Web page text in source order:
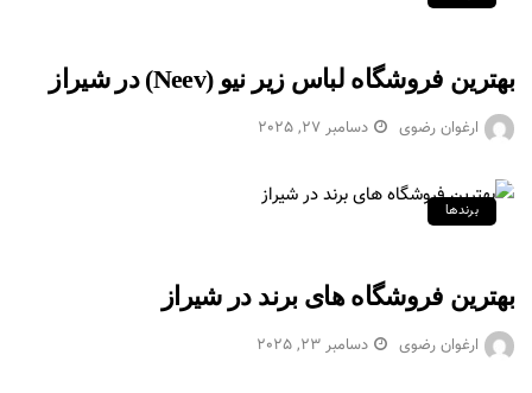
بهترین فروشگاه لباس زیر نیو (Neev) در شیراز
ارغوان رضوی دسامبر 27, 2025
برندها
بهترین فروشگاه های برند در شیراز
ارغوان رضوی دسامبر 23, 2025